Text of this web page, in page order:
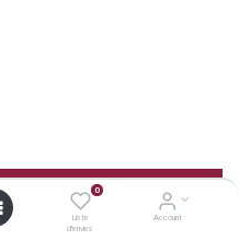
0
Liste
d'envies
Account
panier